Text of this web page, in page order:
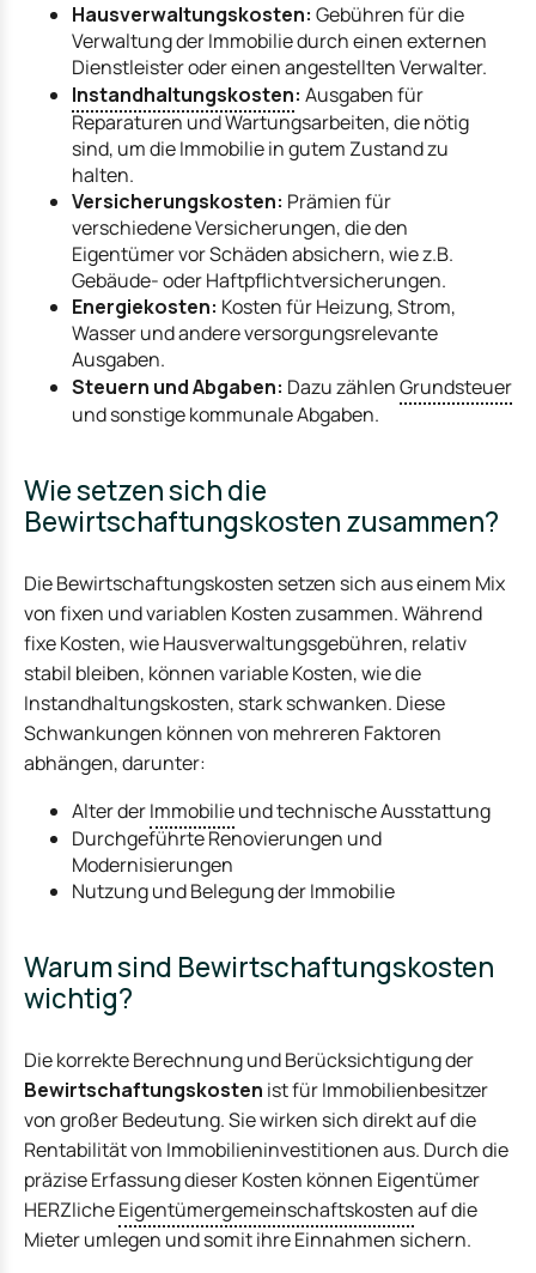
Hausverwaltungskosten: Gebühren für die
Verwaltung der Immobilie durch einen externen
Dienstleister oder einen angestellten Verwalter.
Instandhaltungskosten: Ausgaben für
Reparaturen und Wartungsarbeiten, die nötig
sind, um die Immobilie in gutem Zustand zu
halten.
Versicherungskosten: Prämien für
verschiedene Versicherungen, die den
Eigentümer vor Schäden absichern, wie z.B.
Gebäude- oder Haftpflichtversicherungen.
Energiekosten: Kosten für Heizung, Strom,
Wasser und andere versorgungsrelevante
Ausgaben.
Steuern und Abgaben: Dazu zählenGrundsteuer
und sonstige kommunale Abgaben.
Wie setzen sich die
Bewirtschaftungskosten zusammen?
Die Bewirtschaftungskosten setzen sich aus einem Mix
von fixen und variablen Kosten zusammen. Während
fixe Kosten, wie Hausverwaltungsgebühren, relativ
stabil bleiben, können variable Kosten, wie die
Instandhaltungskosten, stark schwanken. Diese
Schwankungen können von mehreren Faktoren
abhängen, darunter:
Alter derImmobilieund technische Ausstattung
Durchgeführte Renovierungen und
Modernisierungen
Nutzung und Belegung der Immobilie
Warum sind Bewirtschaftungskosten
wichtig?
Die korrekte Berechnung und Berücksichtigung der
Bewirtschaftungskosten ist für Immobilienbesitzer
von großer Bedeutung. Sie wirken sich direkt auf die
Rentabilität von Immobilieninvestitionen aus. Durch die
präzise Erfassung dieser Kosten können Eigentümer
HERZlicheEigentümergemeinschaftskostenauf die
Mieter umlegen und somit ihre Einnahmen sichern.